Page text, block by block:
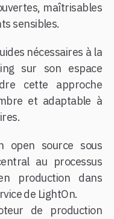
maîtrisables
sensibles.
nécessaires à la
sur son espace
cette approche
et adaptable à
open source sous
au processus
production dans
de LightOn.
de production